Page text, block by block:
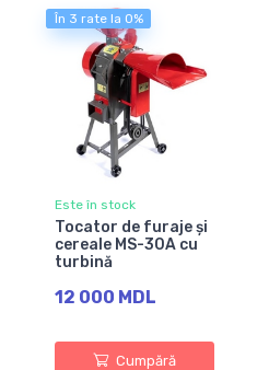
În 3 rate la 0%
Este în stock
Tocator de furaje și
cereale MS-30A cu
turbină
12 000 MDL
Cumpără